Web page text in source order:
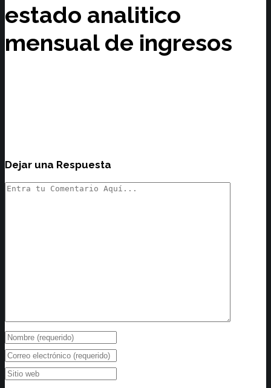
estado analitico
mensual de ingresos
Dejar una Respuesta